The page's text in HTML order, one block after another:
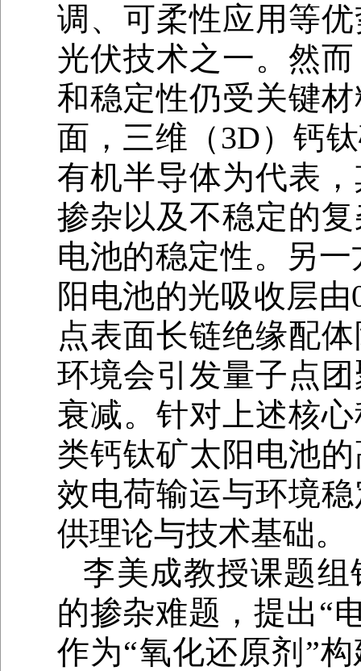
调、可柔性应用等
光伏技术之一。然
和稳定性仍受关键
面，三维（3D）钙
有机半导体为代表
掺杂以及不稳定的
电池的稳定性。另
阳电池的光吸收层
点表面长链绝缘配
环境会引发量子点
衰减。针对上述核
类钙钛矿太阳电池
效电荷输运与环境
供理论与技术基础。
李美成教授课题
的掺杂难题，提出“
作为“氧化还原剂”